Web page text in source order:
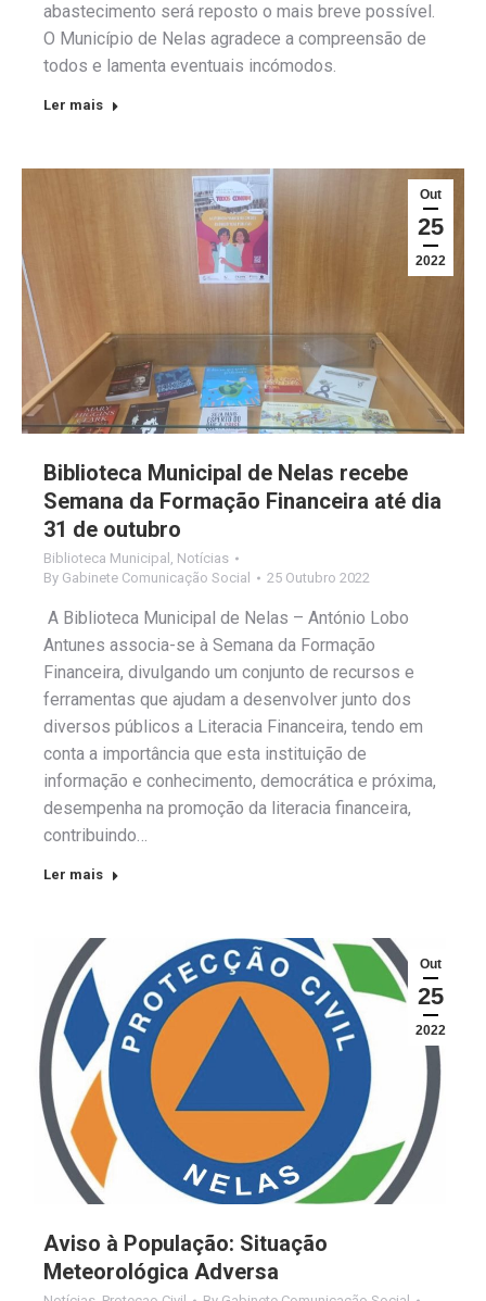
abastecimento será reposto o mais breve possível.
O Município de Nelas agradece a compreensão de
todos e lamenta eventuais incómodos.
Ler mais
Out
25
2022
Biblioteca Municipal de Nelas recebe
Semana da Formação Financeira até dia
31 de outubro
Biblioteca Municipal , Notícias
By Gabinete Comunicação Social 25 Outubro 2022
A Biblioteca Municipal de Nelas – António Lobo
Antunes associa-se à Semana da Formação
Financeira, divulgando um conjunto de recursos e
ferramentas que ajudam a desenvolver junto dos
diversos públicos a Literacia Financeira, tendo em
conta a importância que esta instituição de
informação e conhecimento, democrática e próxima,
desempenha na promoção da literacia financeira,
contribuindo…
Ler mais
Out
25
2022
Aviso à População: Situação
Meteorológica Adversa